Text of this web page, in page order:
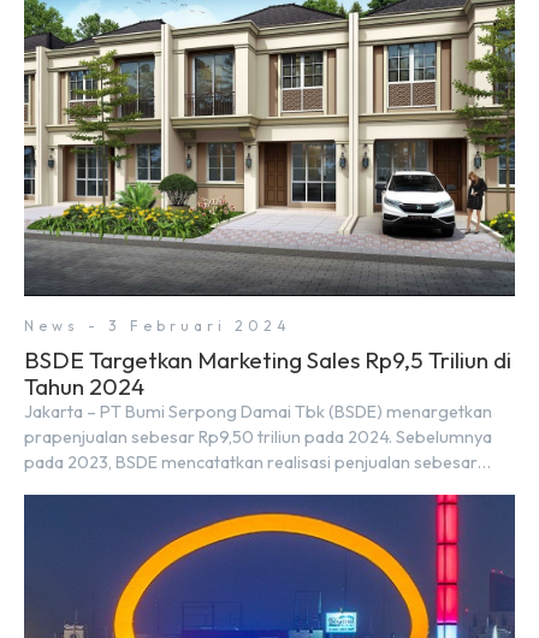
Rapat Terbatas (ratas) bersama Jokowi di Istana Kepresidenan
pada hari Senin, 18 Maret 2024. Selain […]
News - 3 Februari 2024
BSDE Targetkan Marketing Sales Rp9,5 Triliun di
Tahun 2024
Jakarta – PT Bumi Serpong Damai Tbk (BSDE) menargetkan
prapenjualan sebesar Rp9,50 triliun pada 2024. Sebelumnya
pada 2023, BSDE mencatatkan realisasi penjualan sebesar
Rp8,80 triliun. Menurut Direktur BSDE Hermawan Wijaya
menghadapi 2024, kondisi ekonomi global maupun nasional
dapat memengaruhi pertimbangan masyarakat untuk
membeli rumah maupun investasi di sektor […]